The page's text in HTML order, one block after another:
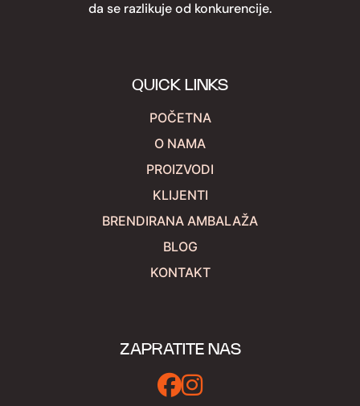
da se razlikuje od konkurencije.
QUICK LINKS
POČETNA
O NAMA
PROIZVODI
KLIJENTI
BRENDIRANA AMBALAŽA
BLOG
KONTAKT
ZAPRATITE NAS